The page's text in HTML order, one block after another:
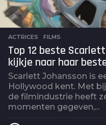
ACTRICES ,FILMS
Top 12 beste
kijkje naar haar
Scarlett Johansson is
Hollywood kent. Met
de filmindustrie heeft
momenten gegeven,...